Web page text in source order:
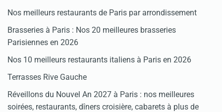
Nos meilleurs restaurants de Paris par arrondissement
Brasseries à Paris : Nos 20 meilleures brasseries
Parisiennes en 2026
Nos 10 meilleurs restaurants italiens à Paris en 2026
Terrasses Rive Gauche
Réveillons du Nouvel An 2027 à Paris : nos meilleures
soirées, restaurants, dîners croisière, cabarets à plus de